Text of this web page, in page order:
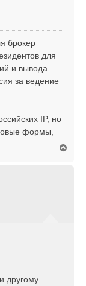
брокер
для
и вывода
за ведение
IP, но
формы,
другому